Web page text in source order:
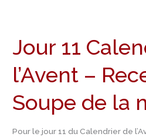
Jour 11
l’Avent –
Soupe de la
Pour le jour 11 du Calendrier de
Calendrier
de
l’Avent
Recette
Soupe